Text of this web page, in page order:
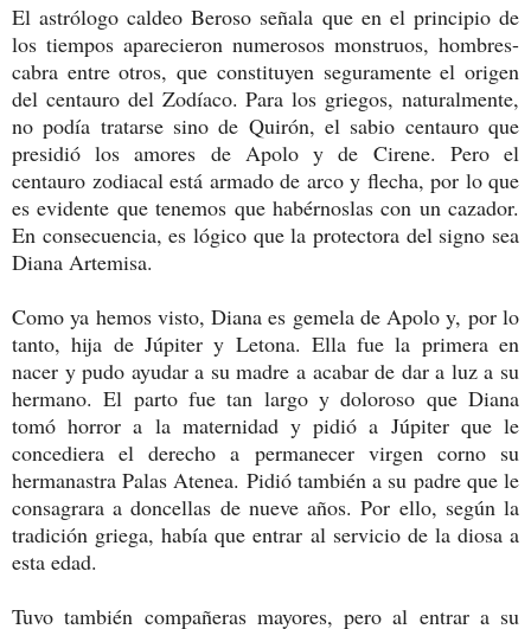
El astrólogo caldeo Beroso señala que en el principio de
los tiempos aparecieron numerosos monstruos, hombres-
cabra entre otros, que constituyen seguramente el origen
del centauro del Zodíaco. Para los griegos, naturalmente,
no podía tratarse sino de Quirón, el sabio centauro que
presidió los amores de Apolo y de Cirene. Pero el
centauro zodiacal está armado de arco y flecha, por lo que
es evidente que tenemos que habérnoslas con un cazador.
En consecuencia, es lógico que la protectora del signo sea
Diana Artemisa.
Como ya hemos visto, Diana es gemela de Apolo y, por lo
tanto, hija de Júpiter y Letona. Ella fue la primera en
nacer y pudo ayudar a su madre a acabar de dar a luz a su
hermano. El parto fue tan largo y doloroso que Diana
tomó horror a la maternidad y pidió a Júpiter que le
concediera el derecho a permanecer virgen corno su
hermanastra Palas Atenea. Pidió también a su padre que le
consagrara a doncellas de nueve años. Por ello, según la
tradición griega, había que entrar al servicio de la diosa a
esta edad.
Tuvo también compañeras mayores, pero al entrar a su